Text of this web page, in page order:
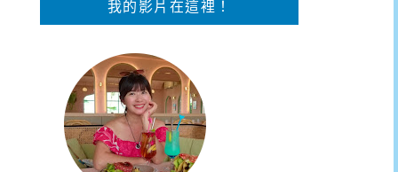
我的影片在這裡！